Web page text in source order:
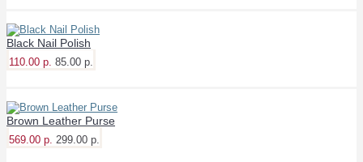
Black Nail Polish
110.00 р. 85.00 р.
Brown Leather Purse
569.00 р. 299.00 р.